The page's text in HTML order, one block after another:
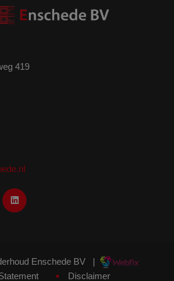
419
Enschede BV
|
Disclaimer